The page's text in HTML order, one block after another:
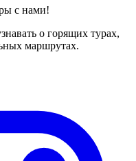
с нами!
о горящих турах,
маршрутах.